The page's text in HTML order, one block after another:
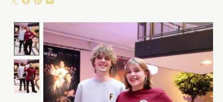
Product image slideshow Items